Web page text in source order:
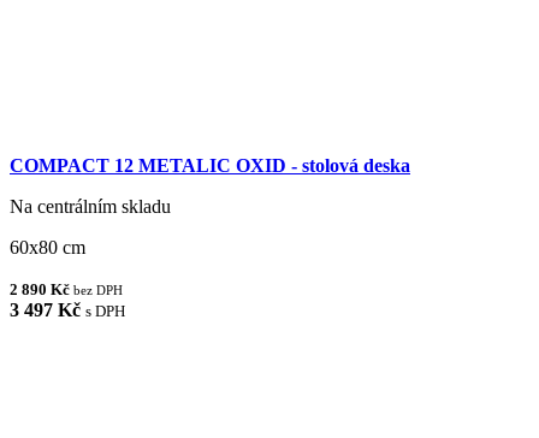
COMPACT 12 METALIC OXID - stolová deska
Na centrálním skladu
60x80 cm
2 890 Kč bez DPH
3 497 Kč s DPH